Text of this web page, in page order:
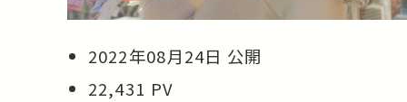
2022年08月24日 公開
22,431 PV